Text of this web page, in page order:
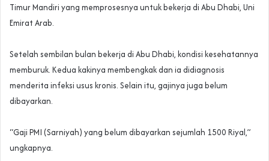
Timur Mandiri yang memprosesnya untuk bekerja di Abu Dhabi, Uni
Emirat Arab.
‎Setelah sembilan bulan bekerja di Abu Dhabi, kondisi kesehatannya
memburuk. Kedua kakinya membengkak dan ia didiagnosis
menderita infeksi usus kronis. Selain itu, gajinya juga belum
dibayarkan.
‎“Gaji PMI (Sarniyah) yang belum dibayarkan sejumlah 1500 Riyal,”
ungkapnya.